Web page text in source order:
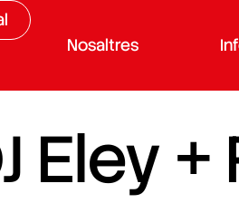
Nosaltres
Eley